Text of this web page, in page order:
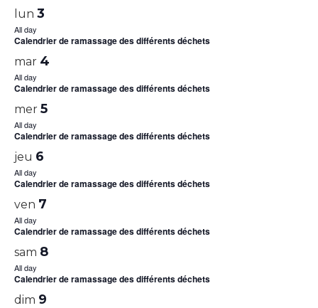
lun 3
All day
Calendrier de ramassage des différents déchets
mar 4
All day
Calendrier de ramassage des différents déchets
mer 5
All day
Calendrier de ramassage des différents déchets
jeu 6
All day
Calendrier de ramassage des différents déchets
ven 7
All day
Calendrier de ramassage des différents déchets
sam 8
All day
Calendrier de ramassage des différents déchets
dim 9